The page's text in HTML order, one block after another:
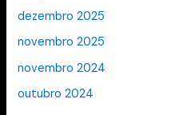
dezembro 2025
novembro 2025
novembro 2024
outubro 2024